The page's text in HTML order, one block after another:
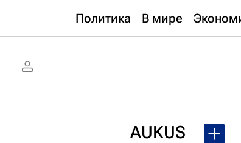
Политика В мире
AUKUS